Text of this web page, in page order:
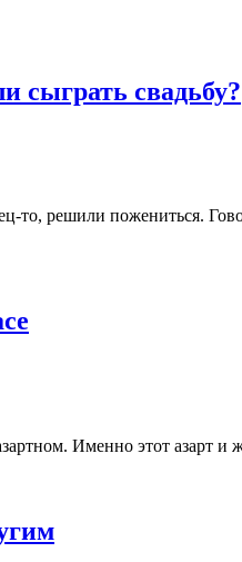
сыграть свадьбу?
решили пожениться.
Именно этот